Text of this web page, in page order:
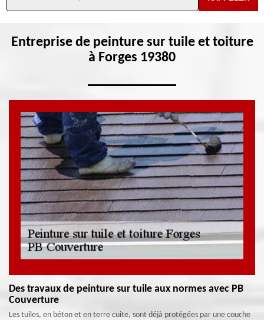
Entreprise de peinture sur tuile et toiture
à Forges 19380
Des travaux de peinture sur tuile aux normes avec PB
Couverture
Les tuiles, en béton et en terre cuite, sont déjà protégées par une couche